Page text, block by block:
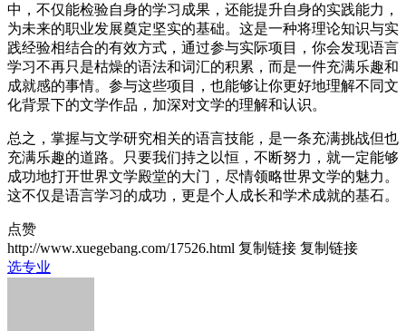
中，不仅能检验自身的学习成果，还能提升自身的实践能力，
为未来的职业发展奠定坚实的基础。这是一种将理论知识与实
践经验相结合的有效方式，通过参与实际项目，你会发现语言
学习不再只是枯燥的语法和词汇的积累，而是一件充满乐趣和
成就感的事情。参与这些项目，也能够让你更好地理解不同文
化背景下的文学作品，加深对文学的理解和认识。
总之，掌握与文学研究相关的语言技能，是一条充满挑战但也
充满乐趣的道路。只要我们持之以恒，不断努力，就一定能够
成功地打开世界文学殿堂的大门，尽情领略世界文学的魅力。
这不仅是语言学习的成功，更是个人成长和学术成就的基石。
点赞
http://www.xuegebang.com/17526.html 复制链接 复制链接
选专业